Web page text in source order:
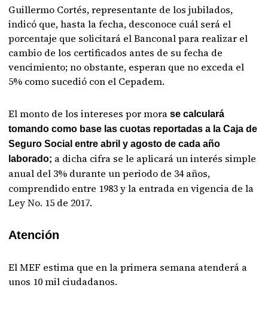
Guillermo Cortés, representante de los jubilados,
indicó que, hasta la fecha, desconoce cuál será el
porcentaje que solicitará el Banconal para realizar el
cambio de los certificados antes de su fecha de
vencimiento; no obstante, esperan que no exceda el
5% como sucedió con el Cepadem.
El monto de los intereses por mora se calculará
tomando como base las cuotas reportadas a la Caja de
Seguro Social entre abril y agosto de cada año
laborado; a dicha cifra se le aplicará un interés simple
anual del 3% durante un periodo de 34 años,
comprendido entre 1983 y la entrada en vigencia de la
Ley No. 15 de 2017.
Atención
El MEF estima que en la primera semana atenderá a
unos 10 mil ciudadanos.